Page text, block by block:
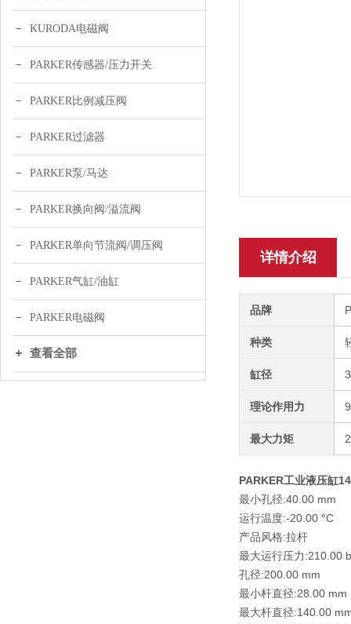
KURODA电磁阀
PARKER传感器/压力开关
PARKER比例减压阀
PARKER过滤器
PARKER泵/马达
PARKER换向阀/溢流阀
PARKER单向节流阀/调压阀
PARKER气缸/油缸
PARKER电磁阀
查看全部
详情介绍
品牌
种类
缸径
理论作用力
最大力矩
PARKER工业液压缸
最小孔径:40.00 mm
运行温度:-20.00 °C
产品风格:拉杆
最大运行压力:210.00
孔径:200.00 mm
最小杆直径:28.00 mm
最大杆直径:140.00